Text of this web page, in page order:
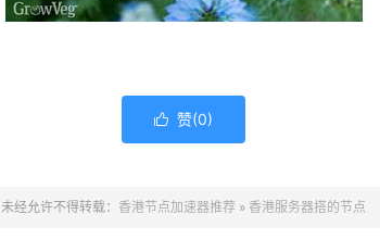
 赞(0)
未经允许不得转载： 香港节点加速器推荐 » 香港服务器搭的节点